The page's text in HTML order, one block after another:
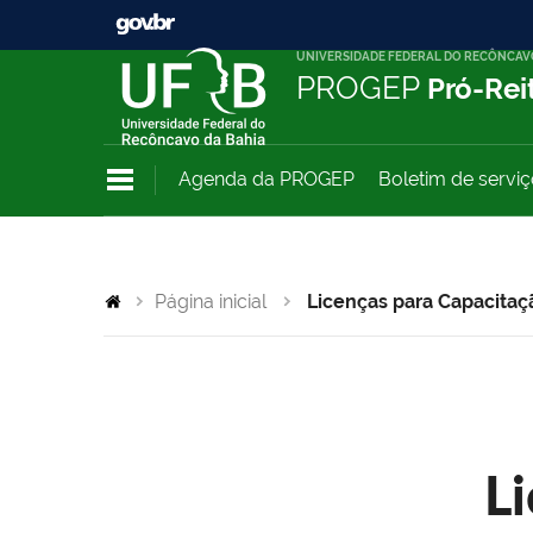
UNIVERSIDADE FEDERAL DO
PROGEP Pró-
Agenda da PROGEP Boletim de
Página inicial Licenças para